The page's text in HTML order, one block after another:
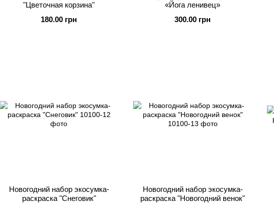
"Цветочная корзина"
180.00 грн
«Йога ленивец»
300.00 грн
Новогодний набор экосумка-
раскраска "Снеговик"
Новогодний набор экосумка-
раскраска "Новогодний венок"